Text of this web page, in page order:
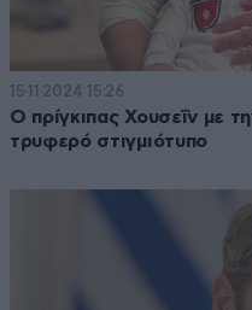
15·11·2024 15:26
Ο πρίγκιπας Χουσεΐν με
τρυφερό στιγμιότυπο